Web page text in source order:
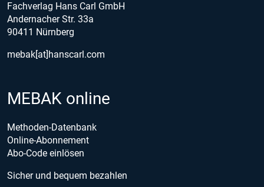
Fachverlag Hans Carl GmbH
Andernacher Str. 33a
90411 Nürnberg
mebak[at]hanscarl.com
MEBAK online
Methoden-Datenbank
Online-Abonnement
Abo-Code einlösen
Sicher und bequem bezahlen